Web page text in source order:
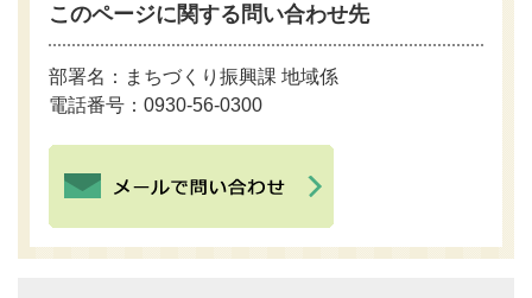
このページに関する問い合わせ先
部署名：まちづくり振興課 地域係
電話番号：0930-56-0300